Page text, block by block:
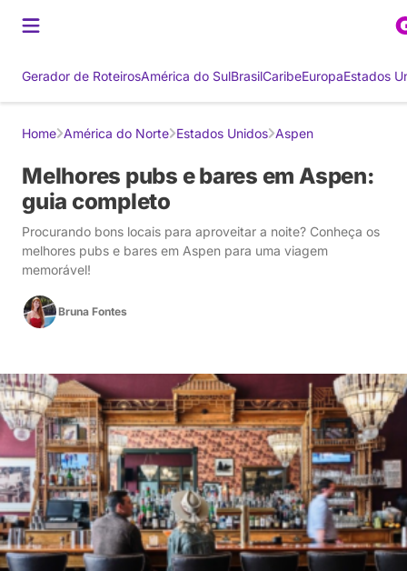
Gerador de RoteirosAmérica do SulBrasilCaribeEuropaEstados
Home América do Norte Estados Unidos Aspen
Melhores pubs e bares em Aspen:
guia completo
Procurando bons locais para aproveitar a noite? Conheça os
melhores pubs e bares em Aspen para uma viagem
memorável!
Bruna Fontes